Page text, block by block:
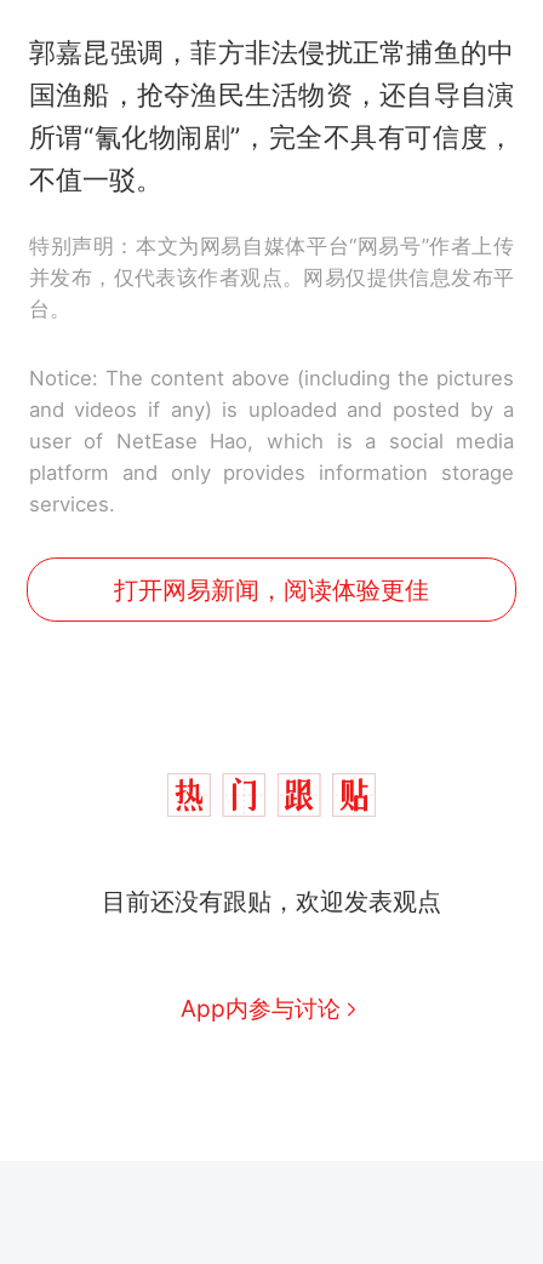
郭嘉昆强调，菲方非法侵扰正常捕鱼的中
国渔船，抢夺渔民生活物资，还自导自演
所谓“氰化物闹剧”，完全不具有可信度，
不值一驳。
特别声明：本文为网易自媒体平台“网易号”作者上传
并发布，仅代表该作者观点。网易仅提供信息发布平
台。
Notice: The content above (including the pictures
and videos if any) is uploaded and posted by a
user of NetEase Hao, which is a social media
platform and only provides information storage
services.
打开网易新闻，阅读体验更佳
目前还没有跟贴，欢迎发表观点
App内参与讨论